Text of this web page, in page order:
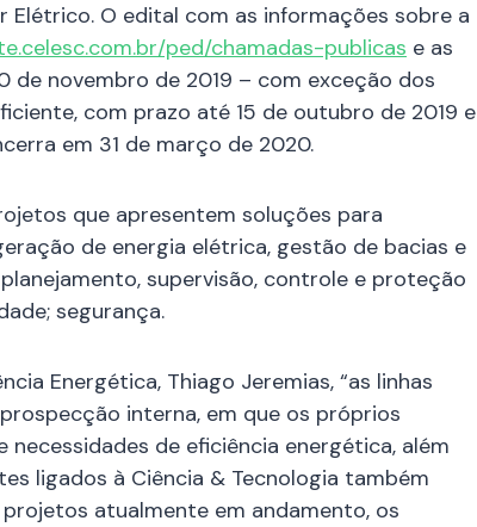
O edital com as informações sobre a
ped/chamadas-publicas e as
novembro de 2019 – com exceção dos
com prazo até 15 de outubro de 2019 e
em 31 de março de 2020.
que apresentem soluções para
de energia elétrica, gestão de bacias e
supervisão, controle e proteção
segurança.
Energética, Thiago Jeremias, “as linhas
interna, em que os próprios
de eficiência energética, além
ligados à Ciência & Tecnologia também
atualmente em andamento, os